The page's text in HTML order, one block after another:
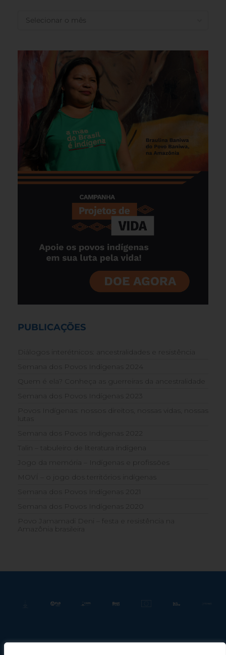
PUBLICAÇÕES
Diálogos interétnicos: ancestralidades e resistência
Semana dos Povos Indígenas 2024
Quem é ela? Conheça as guerreiras da ancestralidade
Semana dos Povos Indígenas 2023
Povos Indígenas: nossos direitos, nossas vidas, nossas
lutas
Semana dos Povos Indígenas 2022
Talin – tabuleiro de literatura indígena
Jogo da memória – Indígenas e profissões
MOVÍ – o jogo dos territórios indígenas
Semana dos Povos Indígenas 2021
Semana dos Povos Indígenas 2020
Povo Jamamadi Deni – festa e resistência na
Amazônia brasileira